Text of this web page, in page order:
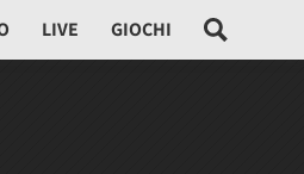
LIVE GIOCHI